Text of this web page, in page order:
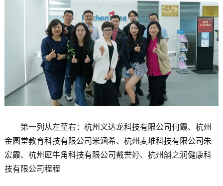
第一列从左至右：杭州义达龙科技有限公司何霞、杭州
金圆堂教育科技有限公司米涵希、杭州麦堆科技有限公司朱
宏霞、杭州犀牛角科技有限公司戴誉婷、杭州斛之润健康科
技有限公司程程